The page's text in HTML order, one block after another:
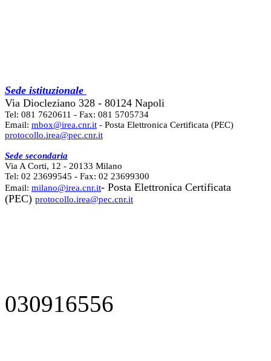
Sede istituzionale
Via Diocleziano 328 - 80124 Napoli
Tel: 081 7620611 - Fax: 081 5705734
Email: mbox@irea.cnr.it - Posta Elettronica Certificata (PEC)
protocollo.irea@pec.cnr.it
Sede secondaria
Via A Corti, 12 - 20133 Milano
Tel: 02 23699545 - Fax: 02 23699300
Email: milano@irea.cnr.it- Posta Elettronica Certificata
(PEC) protocollo.irea@pec.cnr.it
030916556